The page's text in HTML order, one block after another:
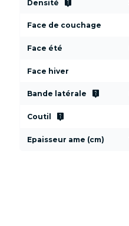
Densité live_help
Face de couchage
Face été
Face hiver
Bande latérale live_help
Coutil live_help
Epaisseur ame (cm)